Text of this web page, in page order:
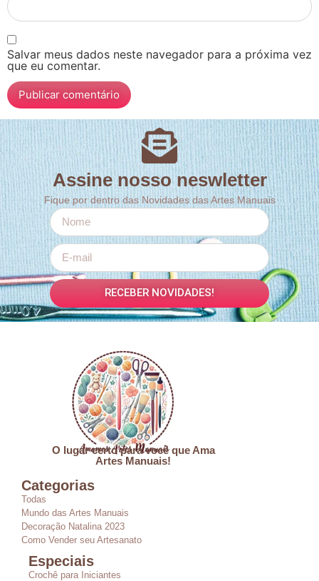
Salvar meus dados neste navegador para a próxima vez
que eu comentar.
Assine nosso neswletter
Fique por dentro das Novidades das Artes Manuais
RECEBER NOVIDADES!
O lugar certo para você que Ama
Artes Manuais!
Categorias
Todas
Mundo das Artes Manuais
Decoração Natalina 2023
Como Vender seu Artesanato
Especiais
Crochê para Iniciantes